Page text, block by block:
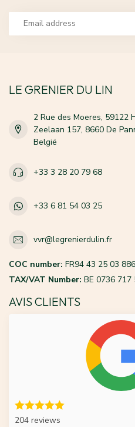
LE GRENIER DU LIN
2 Rue des Moeres, 59122
Zeelaan 157, 8660 De
België
+33 3 28 20 79 68
+33 6 81 54 03 25
vvr@legrenierdulin.fr
COC number: FR94 43 25 03 886
TAX/VAT Number: BE 0736 717
AVIS CLIENTS
204 reviews